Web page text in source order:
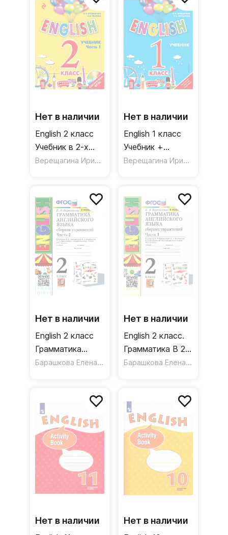
Нет в наличии
English 2 класс
Учебник в 2-х
частях. Часть 1Верещагина Ирина Николаевна ,Уварова Наталия
Нет в наличии
English 1 класс
Учебник +
аудиозапись поВерещагина Ирина Николаевна
Нет в наличии
English 2 класс
Грамматика
английского
упражнений к
учебнику И. Н.
Верещагиной и
др.
Барашкова Елена Александровна
Нет в наличии
English 2 класс.
Грамматика В 2-
х частях Часть 1
учебнику И.Н.
Верещагиной и
др
Барашкова Елена Александровна
Нет в наличии Нет в наличии